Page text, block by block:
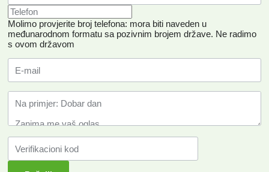
Molimo provjerite broj telefona: mora biti naveden u
međunarodnom formatu sa pozivnim brojem države. Ne radimo
s ovom državom